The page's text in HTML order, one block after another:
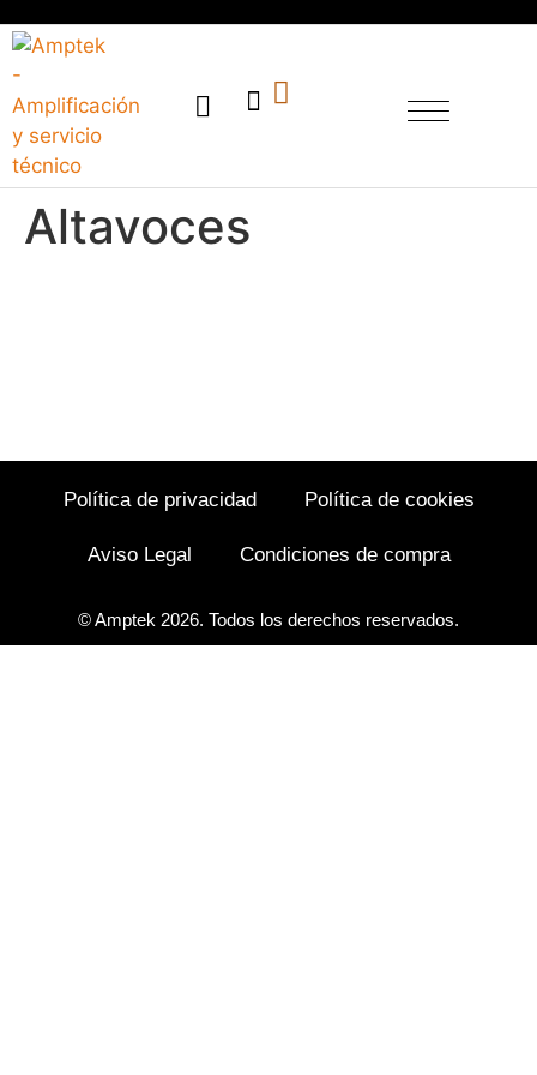
Altavoces
Política de privacidad Política de cookies
Aviso Legal Condiciones de compra
© Amptek 2026. Todos los derechos reservados.